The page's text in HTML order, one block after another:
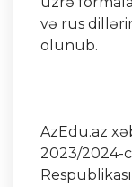
və rus
olunub.
AzEdu.az
2023/2024-